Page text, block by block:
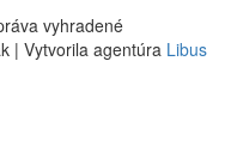
vyhradené
| Vytvorila agentúra Libus